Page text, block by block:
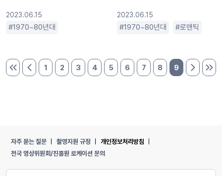
2023.06.15
1970~80년대 따뜻한 로맨틱 조용한
2023.06.15
1970~80년대 로맨틱
처음 페이지이전 페이지
1 2 3 4 5 6 7 8 9
다음 페이
마
자주 묻는 질문 촬영지원 규정
개인정보처리방침
전국 영상위원회/진흥원 로케이션 문의